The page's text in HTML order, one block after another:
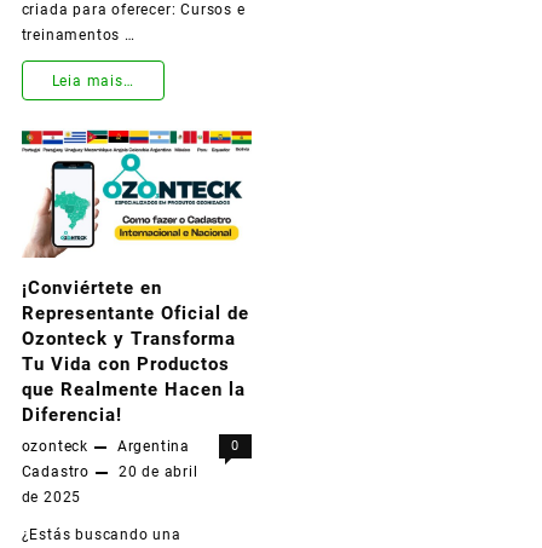
criada para oferecer: Cursos e
treinamentos …
Conheça
OzonAcademy:
A
Nova
Plataforma
da
Ozonteck
Que
Está
Transformando
Leia mais…
¡Conviértete en
Representante Oficial de
Ozonteck y Transforma
Tu Vida con Productos
que Realmente Hacen la
Diferencia!
ozonteck
Argentina
Cadastro
20 de abril
de 2025
0
¿Estás buscando una